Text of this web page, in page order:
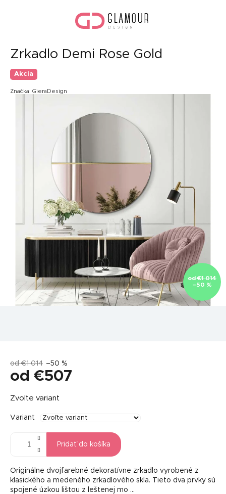
Zrkadlo Demi Rose Gold
Akcia
Značka: GieraDesign
od €1 014
–50 %
od €1 014 –50 %
od €507
cena:
Zvoľte variant
Variant
Pridať do košíka
Originálne dvojfarebné dekoratívne zrkadlo vyrobené z
klasického a medeného zrkadlového skla. Tieto dva prvky sú
spojené úzkou lištou z leštenej mo …